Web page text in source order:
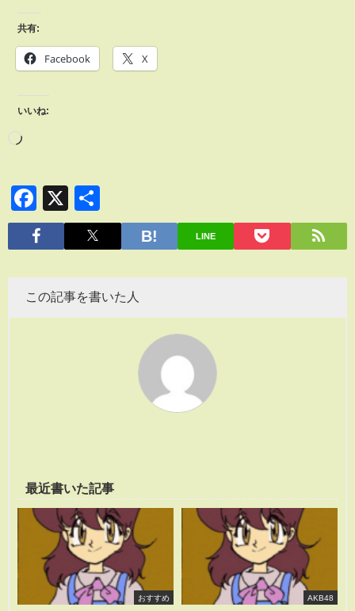
共有:
Facebook X
いいね:
Facebook
X
有
LINE
この記事を書いた人
最近書いた記事
おすすめ AKB48